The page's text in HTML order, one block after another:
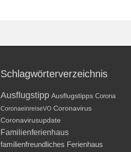
Schlagwörterverzeichnis
Ausflugstipp Ausflugstipps Corona
CoronaeinreiseVO Coronavirus
Coronavirusupdate
Familienferienhaus
familienfreundliches Ferienhaus